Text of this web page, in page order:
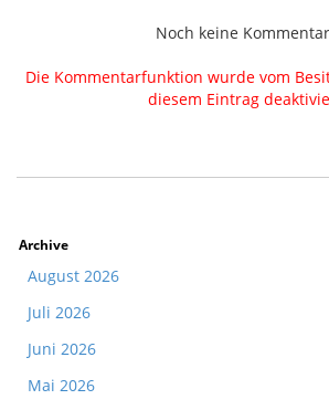
Noch keine
Die Kommentarfunktion wurde vom
diesem Eintrag
Archive
August 2026
Juli 2026
Juni 2026
Mai 2026